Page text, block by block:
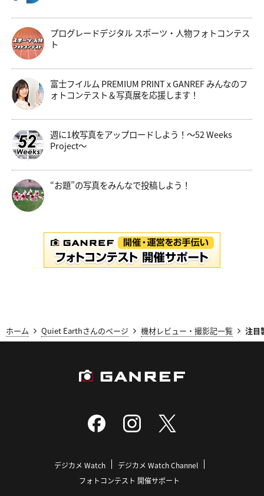
プログレードデジタル スポーツ・人物フォトコンテス
ト
富士フイルム PREMIUM PRINT x GANREF みんなのフ
ォトコンテスト＆写真展を応援します！
週に1枚写真をアップロードしよう！～52 Weeks
Project～
“お題”の写真をみんなで投稿しよう！
ホーム Quiet Earthさんのページ 機材レビュー・撮影記一覧 注目
デジカメ Watch
デジカメ Watch Channel
フォトコンテスト 開催サポート